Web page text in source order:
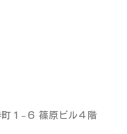
１−６ 篠原ビル４階